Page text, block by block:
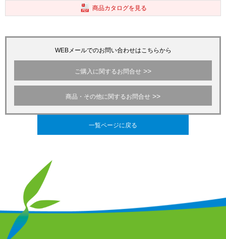
商品カタログを見る
WEBメールでのお問い合わせはこちらから
ご購入に関するお問合せ
商品・その他に関するお問合せ
一覧ページに戻る